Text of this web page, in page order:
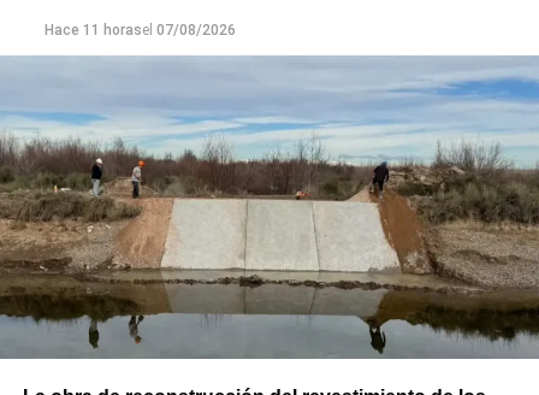
Hace 11 horasel 07/08/2026